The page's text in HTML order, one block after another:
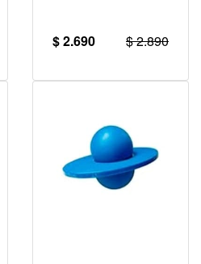
$ 2.690 $ 2.890